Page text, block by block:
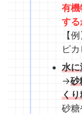
有機
す
【
ピ
水
→砂
く
砂